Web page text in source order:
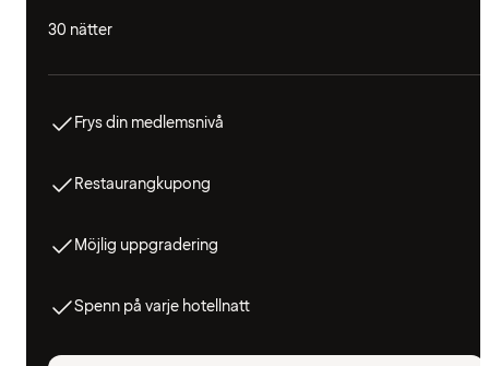
30 nätter
Frys din medlemsnivå
Restaurangkupong
Möjlig uppgradering
Spenn på varje hotellnatt